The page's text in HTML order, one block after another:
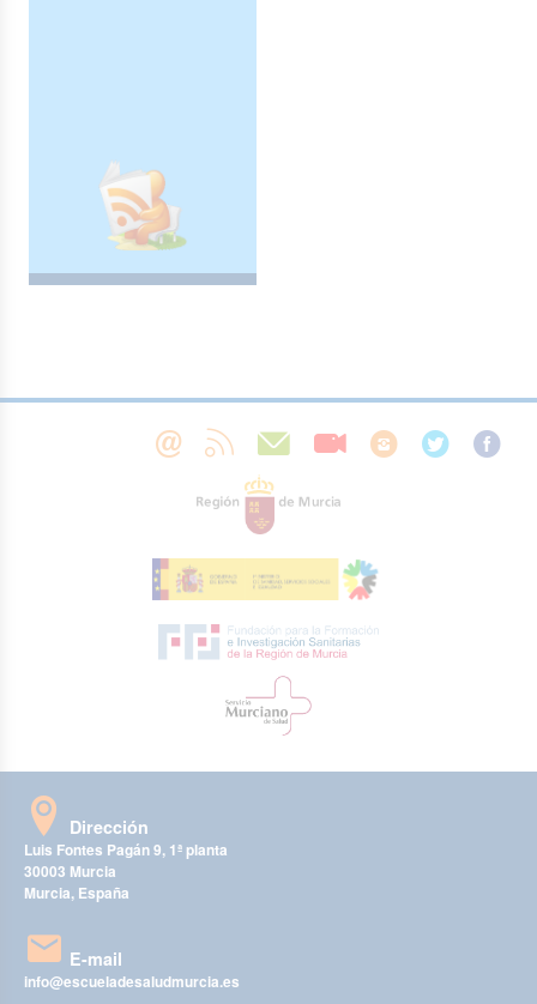
Dirección
Luis Fontes Pagán 9, 1ª planta
30003 Murcia
Murcia, España
E-mail
info@escueladesaludmurcia.es